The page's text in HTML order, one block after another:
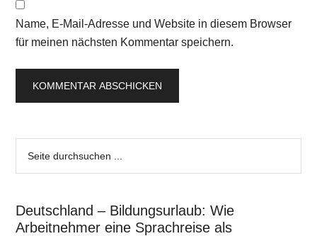
Name, E-Mail-Adresse und Website in diesem Browser
für meinen nächsten Kommentar speichern.
Deutschland – Bildungsurlaub: Wie
Arbeitnehmer eine Sprachreise als